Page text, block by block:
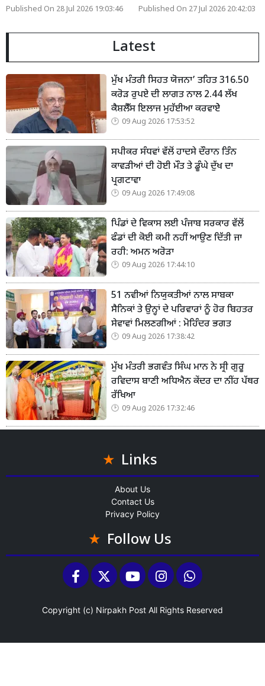
Published On 28 Jul 2026 19:03:46 Published On 27 Jul 2026 20:42:03
Latest
ਮੁੱਖ ਮੰਤਰੀ ਸਿਹਤ ਯੋਜਨਾ’ ਤਹਿਤ 316.50
ਕਰੋੜ ਰੁਪਏ ਦੀ ਲਾਗਤ ਨਾਲ 2.44 ਲੱਖ
ਕੈਸ਼ਲੈੱਸ ਇਲਾਜ ਮੁਹੱਈਆ ਕਰਵਾਏੇ
09 Aug 2026 17:53:52
ਸਪੀਕਰ ਸੰਧਵਾਂ ਵੱਲੋਂ ਹਾਦਸੇ ਦੌਰਾਨ ਤਿੰਨ
ਕਾਵੜੀਆਂ ਦੀ ਹੋਈ ਮੌਤ ਤੇ ਡੂੰਘੇ ਦੁੱਖ ਦਾ
ਪ੍ਰਗਟਾਵਾ
09 Aug 2026 17:49:08
ਪਿੰਡਾਂ ਦੇ ਵਿਕਾਸ ਲਈ ਪੰਜਾਬ ਸਰਕਾਰ ਵੱਲੋਂ
ਫੰਡਾਂ ਦੀ ਕੋਈ ਕਮੀ ਨਹੀਂ ਆਉਣ ਦਿੱਤੀ ਜਾ
ਰਹੀ: ਅਮਨ ਅਰੋੜਾ
09 Aug 2026 17:44:10
51 ਨਵੀਆਂ ਨਿਯੁਕਤੀਆਂ ਨਾਲ ਸਾਬਕਾ
ਸੈਨਿਕਾਂ ਤੇ ਉਨ੍ਹਾਂ ਦੇ ਪਰਿਵਾਰਾਂ ਨੂੰ ਹੋਰ ਬਿਹਤਰ
ਸੇਵਾਵਾਂ ਮਿਲਣਗੀਆਂ : ਮੋਹਿੰਦਰ ਭਗਤ
09 Aug 2026 17:38:42
ਮੁੱਖ ਮੰਤਰੀ ਭਗਵੰਤ ਸਿੰਘ ਮਾਨ ਨੇ ਸ੍ਰੀ ਗੁਰੂ
ਰਵਿਦਾਸ ਬਾਣੀ ਅਧਿਐਨ ਕੇਂਦਰ ਦਾ ਨੀਂਹ ਪੱਥਰ
ਰੱਖਿਆ
09 Aug 2026 17:32:46
Links
About Us
Contact Us
Privacy Policy
Follow Us
Copyright (c) Nirpakh Post All Rights Reserved